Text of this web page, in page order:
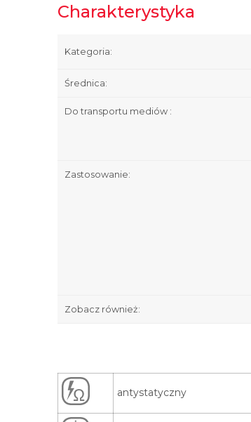
Charakterystyka
Kategoria:
Średnica:
Do transportu mediów :
Zastosowanie:
Zobacz również:
antystatyczny